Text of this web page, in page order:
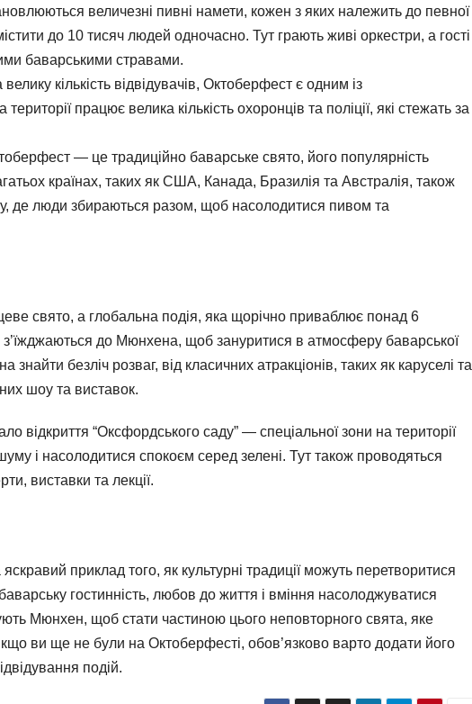
величезні пивні намети, кожен з яких належить до певної
до 10 тисяч людей одночасно. Тут грають живі оркестри, а гості
баварськими стравами.
кількість відвідувачів, Октоберфест є одним із
працює велика кількість охоронців та поліції, які стежать за
— це традиційно баварське свято, його популярність
країнах, таких як США, Канада, Бразилія та Австралія, також
де люди збираються разом, щоб насолодитися пивом та
свято, а глобальна подія, яка щорічно приваблює понад 6
з’їжджаються до Мюнхена, щоб зануритися в атмосферу баварської
безліч розваг, від класичних атракціонів, таких як каруселі та
шоу та виставок.
відкриття “Оксфордського саду” — спеціальної зони на території
і насолодитися спокоєм серед зелені. Тут також проводяться
виставки та лекції.
приклад того, як культурні традиції можуть перетворитися
гостинність, любов до життя і вміння насолоджуватися
Мюнхен, щоб стати частиною цього неповторного свята, яке
ви ще не були на Октоберфесті, обов’язково варто додати його
подій.